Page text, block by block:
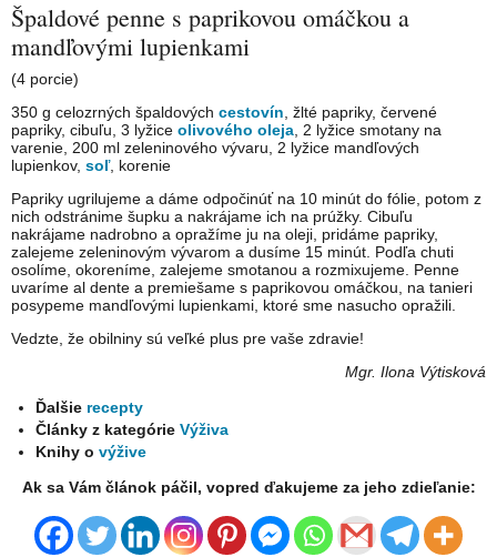
Špaldové penne s paprikovou omáčkou a
mandľovými lupienkami
(4 porcie)
350 g celozrných špaldových cestovín, žlté papriky, červené
papriky, cibuľu, 3 lyžice olivového oleja, 2 lyžice smotany na
varenie, 200 ml zeleninového vývaru, 2 lyžice mandľových
lupienkov, soľ, korenie
Papriky ugrilujeme a dáme odpočinúť na 10 minút do fólie, potom z
nich odstránime šupku a nakrájame ich na prúžky. Cibuľu
nakrájame nadrobno a opražíme ju na oleji, pridáme papriky,
zalejeme zeleninovým vývarom a dusíme 15 minút. Podľa chuti
osolíme, okoreníme, zalejeme smotanou a rozmixujeme. Penne
uvaríme al dente a premiešame s paprikovou omáčkou, na tanieri
posypeme mandľovými lupienkami, ktoré sme nasucho opražili.
Vedzte, že obilniny sú veľké plus pre vaše zdravie!
Mgr. Ilona Výtisková
Ďalšie recepty
Články z kategórieVýživa
Knihy ovýžive
Ak sa Vám článok páčil, vopred ďakujeme za jeho zdieľanie: